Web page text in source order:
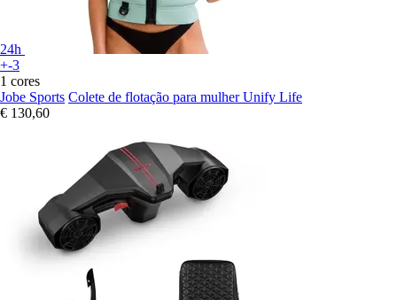
24h
+-3
1 cores
Jobe Sports Colete de flotação para mulher Unify Life
€ 130,60